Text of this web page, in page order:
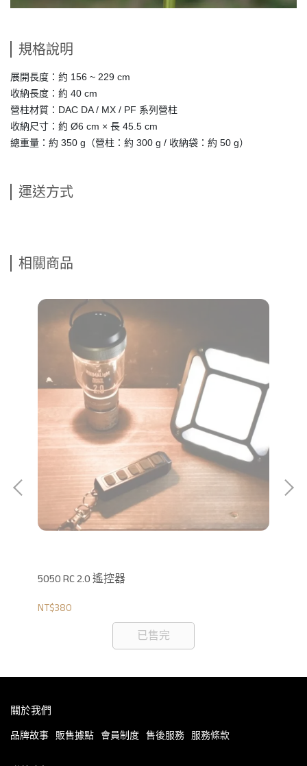
規格說明
展開長度：約 156 ~ 229 cm
收納長度：約 40 cm
營柱材質：DAC DA / MX / PF 系列營柱
收納尺寸：約 Ø6 cm × 長 45.5 cm
總重量：約 350 g （營柱：約 300 g / 收納袋：約 50 g）
運送方式
相關商品
5050 RC 2.0 遙控器
NT$380
已售完
關於我們
品牌故事 販售據點 會員制度 售後服務 服務條款